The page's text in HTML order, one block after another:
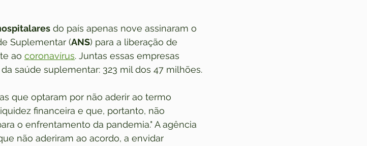
do país apenas nove assinaram o
Suplementar (ANS) para a liberação de
ao coronavírus. Juntas essas empresas
saúde suplementar: 323 mil dos 47 milhões.
que optaram por não aderir ao termo
financeira e que, portanto, não
o enfrentamento da pandemia." A agência
não aderiram ao acordo, a envidar